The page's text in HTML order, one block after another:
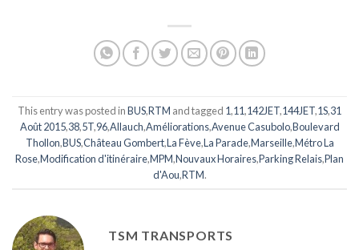
This entry was posted inBUS,RTM and tagged 1,11,142JET,144JET,1S,31
Août 2015,38,5T,96,Allauch,Améliorations,Avenue Casubolo,Boulevard
Thollon,BUS,Château Gombert,La Fève,La Parade,Marseille,Métro La
Rose,Modification d'itinéraire,MPM,Nouvaux Horaires,Parking Relais,Plan
d'Aou,RTM.
TSM TRANSPORTS